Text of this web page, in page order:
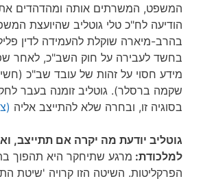
המשפט, המשרתים אותה ומהדהדים
הודיעה לח"כ טלי גוטליב שהיועצת
בהרב-מיארה שוקלת להעמידה לדין
בחשד לעבירה על חוק השב"כ, לאחר
מידע חסוי על זהות של עובד שב"כ
שקמה ברסלר). גוטליב זומנה בעבר
בסוגיה זו, ובחרה שלא להתייצב אליה
גוטליב יודעת מה יקרה אם תתייצב,
למלכודת: מרגע שתיחקר היא תהפוך
הפרקליטות. השיטה הזו קרויה 'שיטת